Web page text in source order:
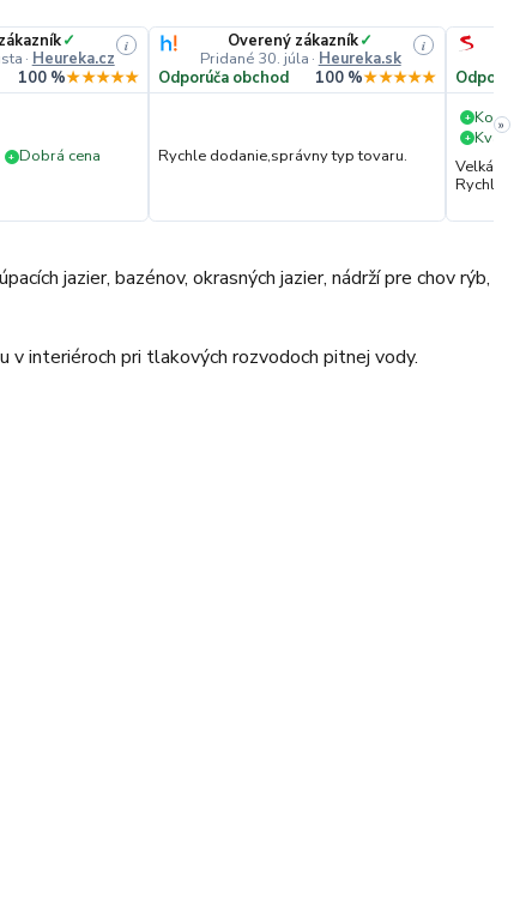
✓
· Heureka.cz
i
100 %★★★★★
+ Dobrá cena
Overený zákazník✓
Pridané 30. júla · Heureka.sk
i
Odporúča obchod 100 %★★★★★
Rychle dodanie,správny typ tovaru.
+
+ Kvalita
Velká
Rychlé
»
jazier, bazénov, okrasných jazier, nádrží pre chov rýb,
v interiéroch pri tlakových rozvodoch pitnej vody.